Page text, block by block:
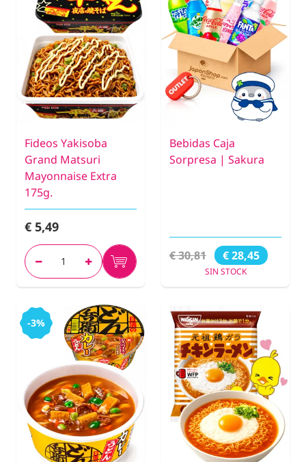
Fideos Yakisoba
Grand Matsuri
Mayonnaise Extra
175g.
€ 5,49
Bebidas Caja
Sorpresa | Sakura
€ 30,81 € 28,45
SIN STOCK
-3%